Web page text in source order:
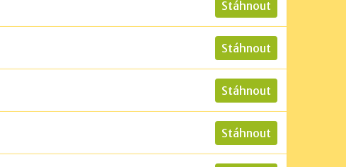
Stáhnout
Stáhnout
Stáhnout
Stáhnout